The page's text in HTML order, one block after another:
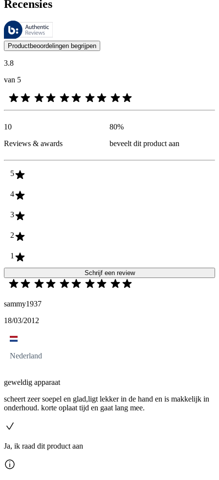
Recensies
Deze beoordelingen worden beheerd door Bazaarvoice en voldoen
De mening van onze klanten is nuttig voor iedereen, of het nu een
Productbeoordelingen begrijpen
3.8
van 5
10
Reviews & awards
80%
beveelt dit product aan
5
4
3
2
1
Schrijf een review
sammy1937
18/03/2012
Nederland
geweldig apparaat
scheert zeer soepel en glad,ligt lekker in de hand en is makkelijk in
onderhoud. korte oplaat tijd en gaat lang mee.
Ja, ik raad dit product aan